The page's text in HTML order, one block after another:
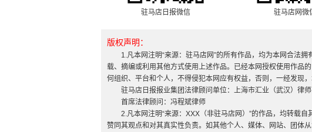
驻马店日报微信 驻马店网微
版权声明：
1.凡本网注明“来源：驻马店网”的所有作品，均为本网合法
载、摘编或利用其他方式使用上述作品。已经本网授权使用作品
何组织、平台和个人，不得侵犯本网应有权益，否则，一经发现
驻马店日报报业集团法律顾问单位：上海市汇业（武汉）律
首席法律顾问：冯程斌律师
2.凡本网注明“来源：XXX（非驻马店网）”的作品，均转载
赞同其观点和对其真实性负责。如其他个人、媒体、网站、团体